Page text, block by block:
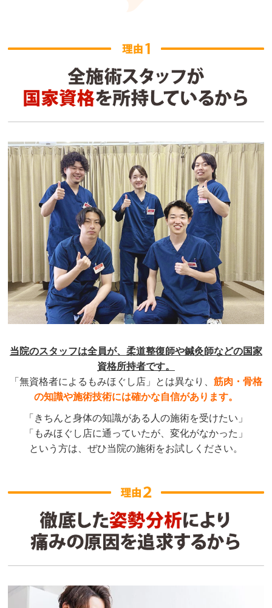
当院のスタッフは全員が、柔道整復師や鍼灸師などの国家
資格所持者です。
「無資格者によるもみほぐし店」とは異なり、 筋肉・骨格
の知識や施術技術には確かな自信があります。
「きちんと身体の知識がある人の施術を受けたい」
「もみほぐし店に通っていたが、変化がなかった」
という方は、ぜひ当院の施術をお試しください。